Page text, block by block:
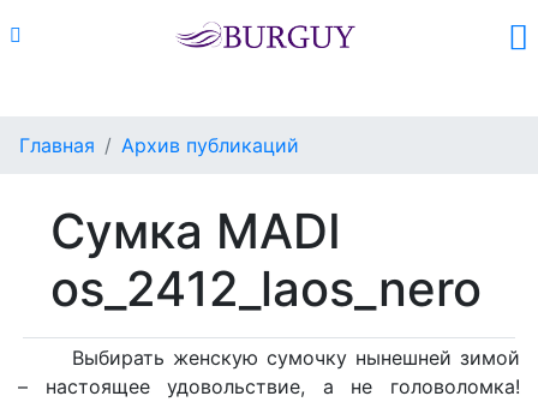
Главная Архив публикаций
Сумка MADI
os_2412_laos_nero
Выбирать женскую сумочку нынешней зимой
– настоящее удовольствие, а не головоломка!